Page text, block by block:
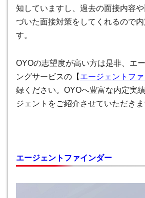
知していますし、過去の面接内容
づいた面接対策をしてくれるので
す。
OYOの志望度が高い方は是非、エ
ングサービスの【 エージェントフ
録ください。OYOへ豊富な内定実
ジェントをご紹介させていただきま
エージェントファインダー